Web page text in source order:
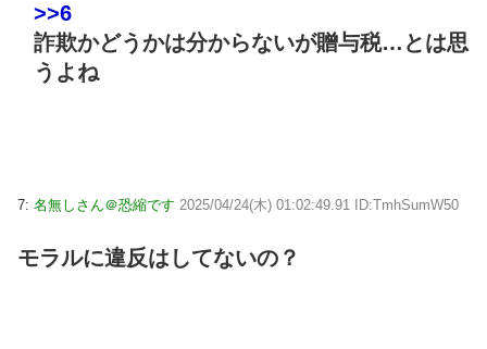
>>6
詐欺かどうかは分からないが贈与税…とは思
うよね
7: 名無しさん＠恐縮です 2025/04/24(木) 01:02:49.91 ID:TmhSumW50
モラルに違反はしてないの？